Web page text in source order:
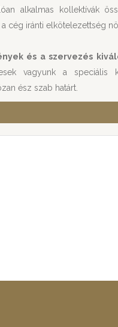
alkalmas kollektívák
cég iránti elkötelezettség
és a szervezés
vagyunk a speciális
ész szab határt.